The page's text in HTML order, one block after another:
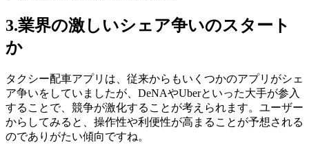
3.業界の激しいシェア争いのスタート
か
タクシー配車アプリは、従来からもいくつかのアプリがシェ
ア争いをしていましたが、DeNAやUberといった大手が参入
することで、競争が激化することが考えられます。ユーザー
からしてみると、操作性や利便性が高まることが予想される
のでありがたい傾向ですね。